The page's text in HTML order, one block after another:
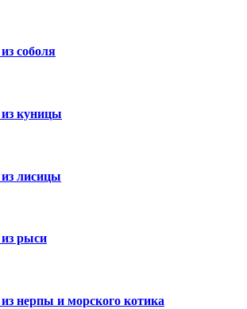
соболя
куницы
лисицы
рыси
нерпы и морского котика